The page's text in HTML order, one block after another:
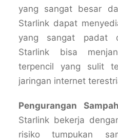
yang sangat besar
Starlink dapat
yang sangat padat
Starlink bisa
terpencil yang sulit
jaringan internet
Pengurangan
Starlink bekerja
risiko tumpukan